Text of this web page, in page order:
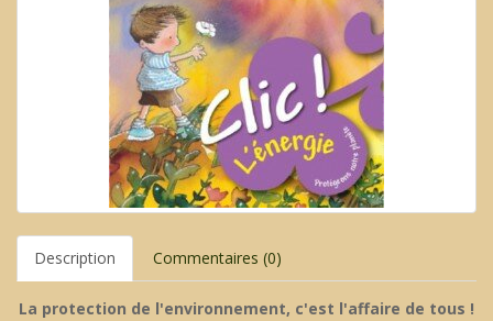
Description Commentaires (0)
La protection de l'environnement, c'est l'affaire de tous !